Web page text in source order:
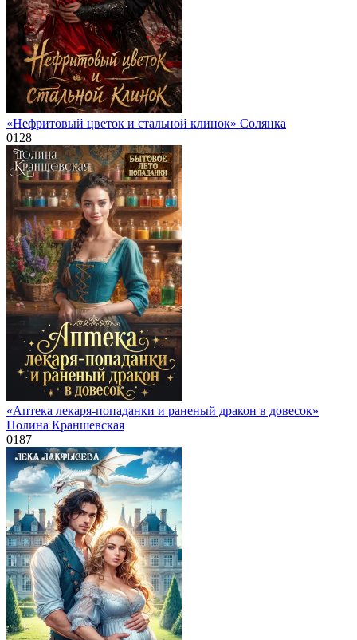
«Нефритовый цветок и стальной клинок» Солянка
0128
«Аптека лекаря-попаданки и раненый дракон в довесок»
Полина Краншевская
0187